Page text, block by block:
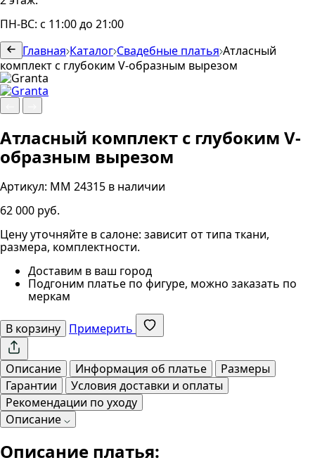
ПН-ВС: с 11:00 до 21:00
Главная Каталог Свадебные платья Атласный
комплект с глубоким V-образным вырезом
Атласный комплект с глубоким V-
образным вырезом
Артикул: MM 24315 в наличии
62 000 руб.
Цену уточняйте в салоне: зависит от типа ткани,
размера, комплектности.
Доставим в ваш город
Подгоним платье по фигуре, можно заказать по
меркам
В корзину Примерить
Описание Информация об платье
Размеры
Гарантии
Условия доставки и оплаты
Рекомендации по уходу
Описание
Описание платья: